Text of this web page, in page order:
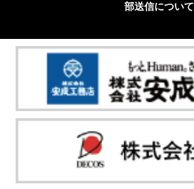
部送信について